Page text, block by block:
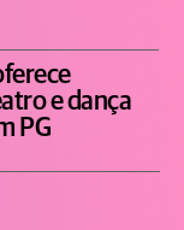
e dança
PG